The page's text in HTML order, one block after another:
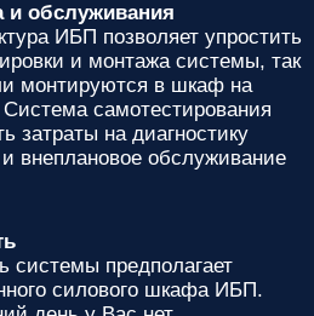
и обслуживания
ИБП позволяет упростить
и монтажа системы, так
монтируются в шкаф на
Система самотестирования
затраты на диагностику
внеплановое обслуживание
системы предполагает
силового шкафа ИБП.